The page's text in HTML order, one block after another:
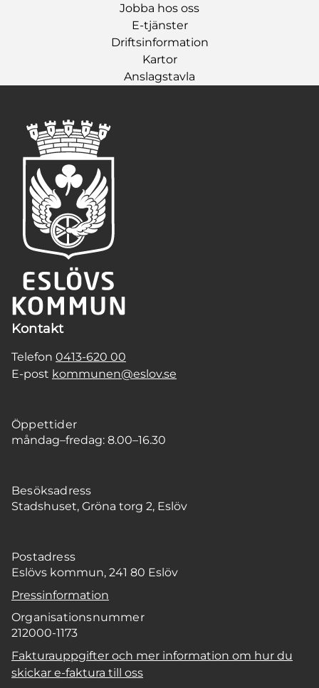
Jobba hos oss
E-tjänster
Driftsinformation
Kartor
Anslagstavla
Kontakt
Telefon 0413-620 00
E-post kommunen@eslov.se
Öppettider
måndag–fredag: 8.00–16.30
Besöksadress
Stadshuset, Gröna torg 2, Eslöv
Postadress
Eslövs kommun, 241 80 Eslöv
Pressinformation
Organisationsnummer
212000-1173
Fakturauppgifter och mer information om hur du
skickar e-faktura till oss